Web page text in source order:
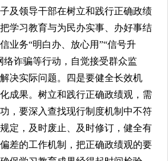
及领导干部在树立和践行正确政绩
学习教育与为民办实事、办好事结
业务“明白办、放心用”“信号升
络诈骗等行动，自觉接受群众监
决实际问题。四是要健全长效机
成果。树立和践行正确政绩观，需
，要深入查找现行制度机制中不符
定，及时废止、及时修订，健全有
差的工作机制，把正确政绩观的要